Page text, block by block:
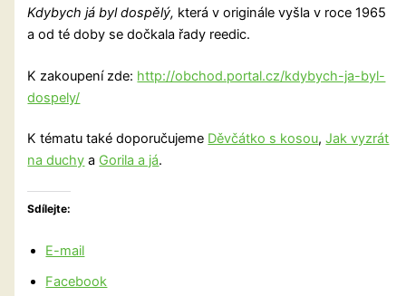
Kdybych já byl dospělý, která v originále vyšla v roce 1965
a od té doby se dočkala řady reedic.
K zakoupení zde: http://obchod.portal.cz/kdybych-ja-byl-
dospely/
K tématu také doporučujeme Děvčátko s kosou,Jak vyzrát
na duchy a Gorila a já.
Sdílejte:
E-mail
Facebook